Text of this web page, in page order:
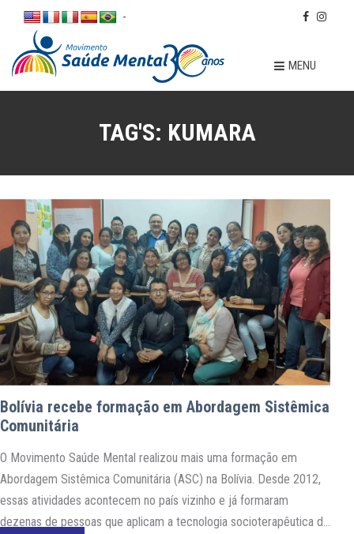
-
MENU
TAG'S: KUMARA
Bolívia recebe formação em Abordagem Sistêmica
Comunitária
O Movimento Saúde Mental realizou mais uma formação em
Abordagem Sistêmica Comunitária (ASC) na Bolívia. Desde 2012,
essas atividades acontecem no país vizinho e já formaram
dezenas de pessoas que aplicam a tecnologia socioterapêutica de